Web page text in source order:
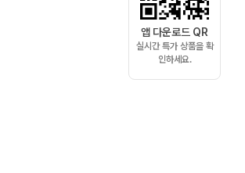
앱 다운로드 QR
실시간 특가 상품을 확
인하세요.